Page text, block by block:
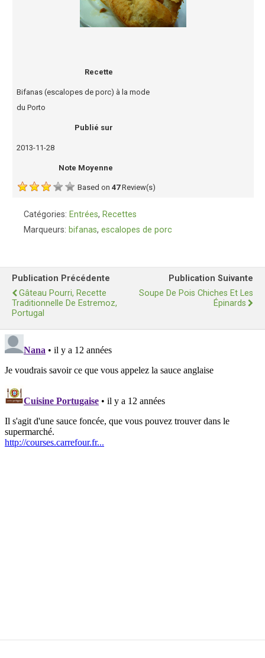
Recette
Bifanas (escalopes de porc) à la mode
du Porto
Publié sur
2013-11-28
Note Moyenne
Based on 47 Review(s)
Catégories: Entrées, Recettes
Marqueurs: bifanas, escalopes de porc
Publication Précédente
Gâteau Pourri, Recette
Traditionnelle De Estremoz,
Portugal
Publication Suivante
Soupe De Pois Chiches Et Les
Épinards